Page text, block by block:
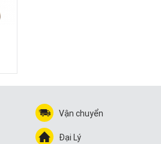
Vận chuyển
Đại Lý